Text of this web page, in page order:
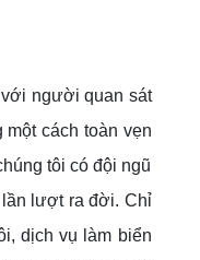
người quan sát
cách toàn vẹn
tôi có đội ngũ
lần lượt ra đời. Chỉ
dịch vụ làm biển